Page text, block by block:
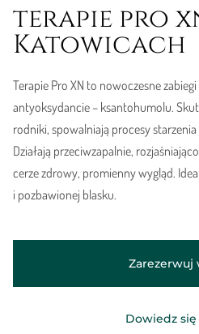
terapie pro
Katowicach
Terapie Pro XN to nowoczesne
antyoksydancie – ksantohumolu.
rodniki, spowalniają procesy
Działają przeciwzapalnie,
cerze zdrowy, promienny wygląd.
i pozbawionej blasku.
Zarezerwuj
Dowiedz